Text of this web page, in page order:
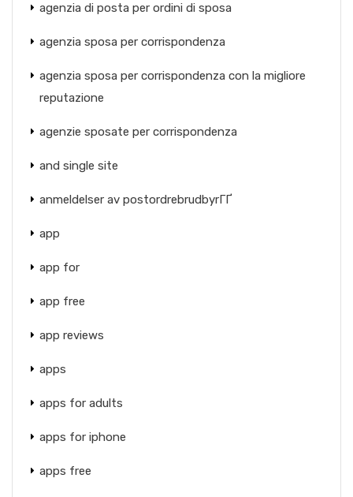
agenzia di posta per ordini di sposa
agenzia sposa per corrispondenza
agenzia sposa per corrispondenza con la migliore
reputazione
agenzie sposate per corrispondenza
and single site
anmeldelser av postordrebrudbyrГҐ
app
app for
app free
app reviews
apps
apps for adults
apps for iphone
apps free